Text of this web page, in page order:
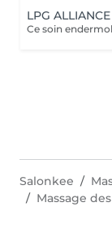
LPG
Salonkee
Massage